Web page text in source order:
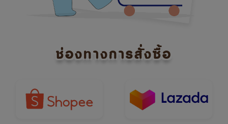
ช่องทางการสั่งซื้อ